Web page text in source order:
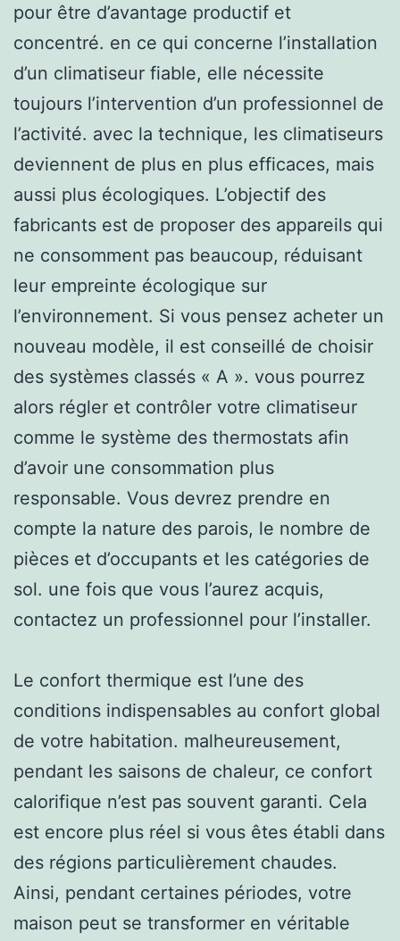
pour être d’avantage productif et
concentré. en ce qui concerne l’installation
d’un climatiseur fiable, elle nécessite
toujours l’intervention d’un professionnel de
l’activité. avec la technique, les climatiseurs
deviennent de plus en plus efficaces, mais
aussi plus écologiques. L’objectif des
fabricants est de proposer des appareils qui
ne consomment pas beaucoup, réduisant
leur empreinte écologique sur
l’environnement. Si vous pensez acheter un
nouveau modèle, il est conseillé de choisir
des systèmes classés « A ». vous pourrez
alors régler et contrôler votre climatiseur
comme le système des thermostats afin
d’avoir une consommation plus
responsable. Vous devrez prendre en
compte la nature des parois, le nombre de
pièces et d’occupants et les catégories de
sol. une fois que vous l’aurez acquis,
contactez un professionnel pour l’installer.
Le confort thermique est l’une des
conditions indispensables au confort global
de votre habitation. malheureusement,
pendant les saisons de chaleur, ce confort
calorifique n’est pas souvent garanti. Cela
est encore plus réel si vous êtes établi dans
des régions particulièrement chaudes.
Ainsi, pendant certaines périodes, votre
maison peut se transformer en véritable